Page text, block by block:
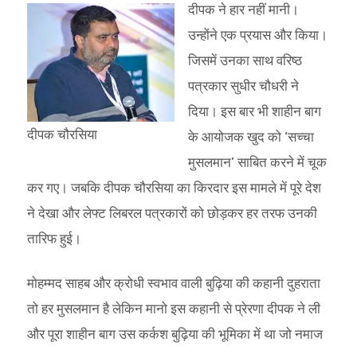
दीपक चौरसिया
दीपक ने हार नहीं मानी।
उन्होंने एक प्रयास और किया।
जिसमें उनका साथ वरिष्ठ
पत्रकार सुधीर चौधरी ने
दिया। इस बार भी शाहीन बाग
के आयोजक खुद को ‘सच्चा
मुसलमान’ साबित करने में चूक
कर गए। जबकि दीपक चौरसिया का किरदार इस मामले में पूरे देश
ने देखा और लेफ्ट लिबरल पत्रकारों को छोड़कर हर तरफ उनकी
तारिफ हुई।
मोहम्मद साहब और क्रोधी स्वभाव वाली बुढ़िया की कहानी दुहराता
तो हर मुसलमान है लेकिन मानो इस कहानी से प्रेरणा दीपक ने ली
और पूरा शाहीन बाग उस कर्कश बुढ़िया की भूमिका में था जो नमाज